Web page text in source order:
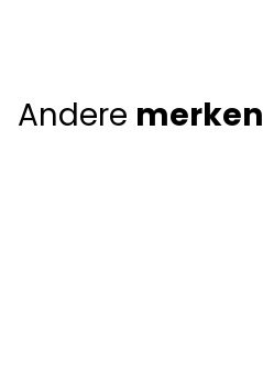
Andere merken